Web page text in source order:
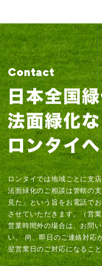
Contact
ロンタイでは地域ごとに支
法面緑化のご相談は管轄の
見た」という旨をお電話で
させていただきます。（営
営業時間外の場合は、お問
い。尚、即日のご連絡対応
翌営業日のご対応になるこ